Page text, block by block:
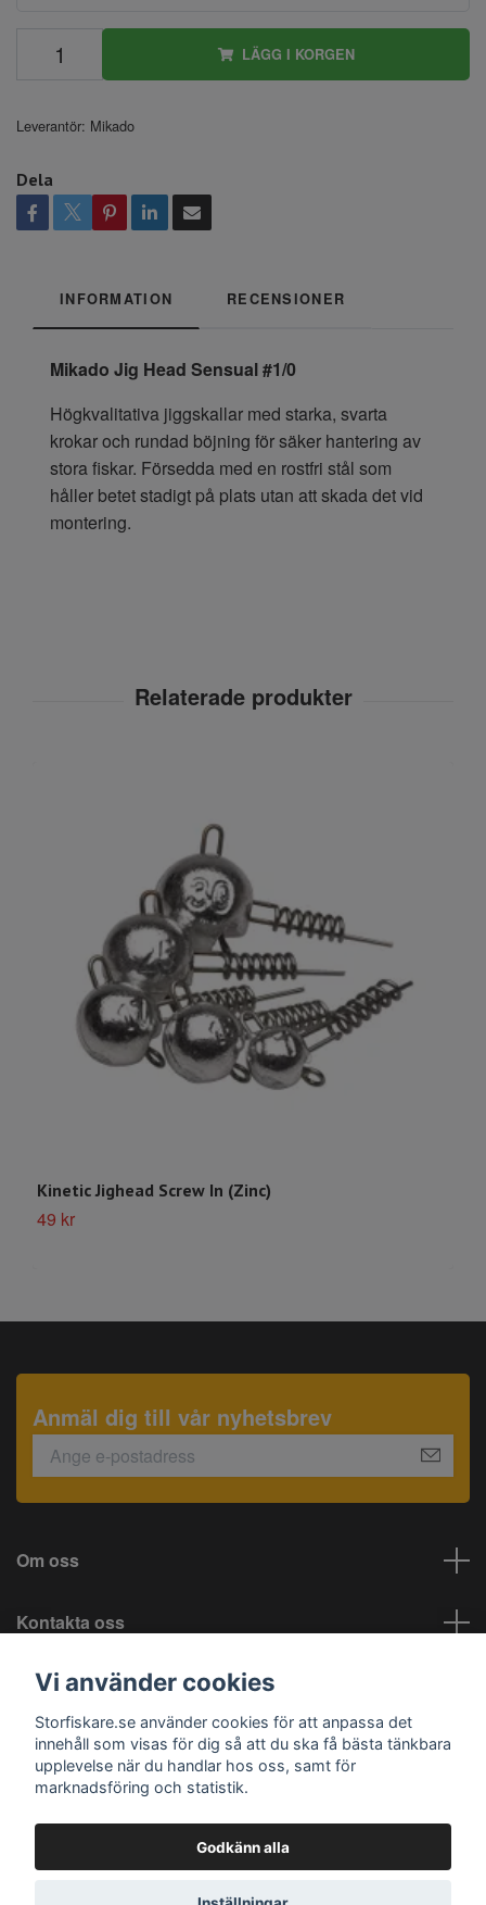
LÄGG I KORGEN
Leverantör: Mikado
Dela
INFORMATION RECENSIONER
Mikado Jig Head Sensual #1/0
Högkvalitativa jiggskallar med starka, svarta
krokar och rundad böjning för säker hantering av
stora fiskar. Försedda med en rostfri stål som
håller betet stadigt på plats utan att skada det vid
montering.
Kinetic Jighead Screw In (Zinc)
49 kr
Anmäl dig till vår nyhetsbrev
Om oss
Kontakta oss
Information
Sociala medier
© 2026 Storfiskare.se
Vi använder cookies
Storfiskare.se använder cookies för att anpassa det
innehåll som visas för dig så att du ska få bästa tänkbara
upplevelse när du handlar hos oss, samt för
marknadsföring och statistik.
Godkänn alla